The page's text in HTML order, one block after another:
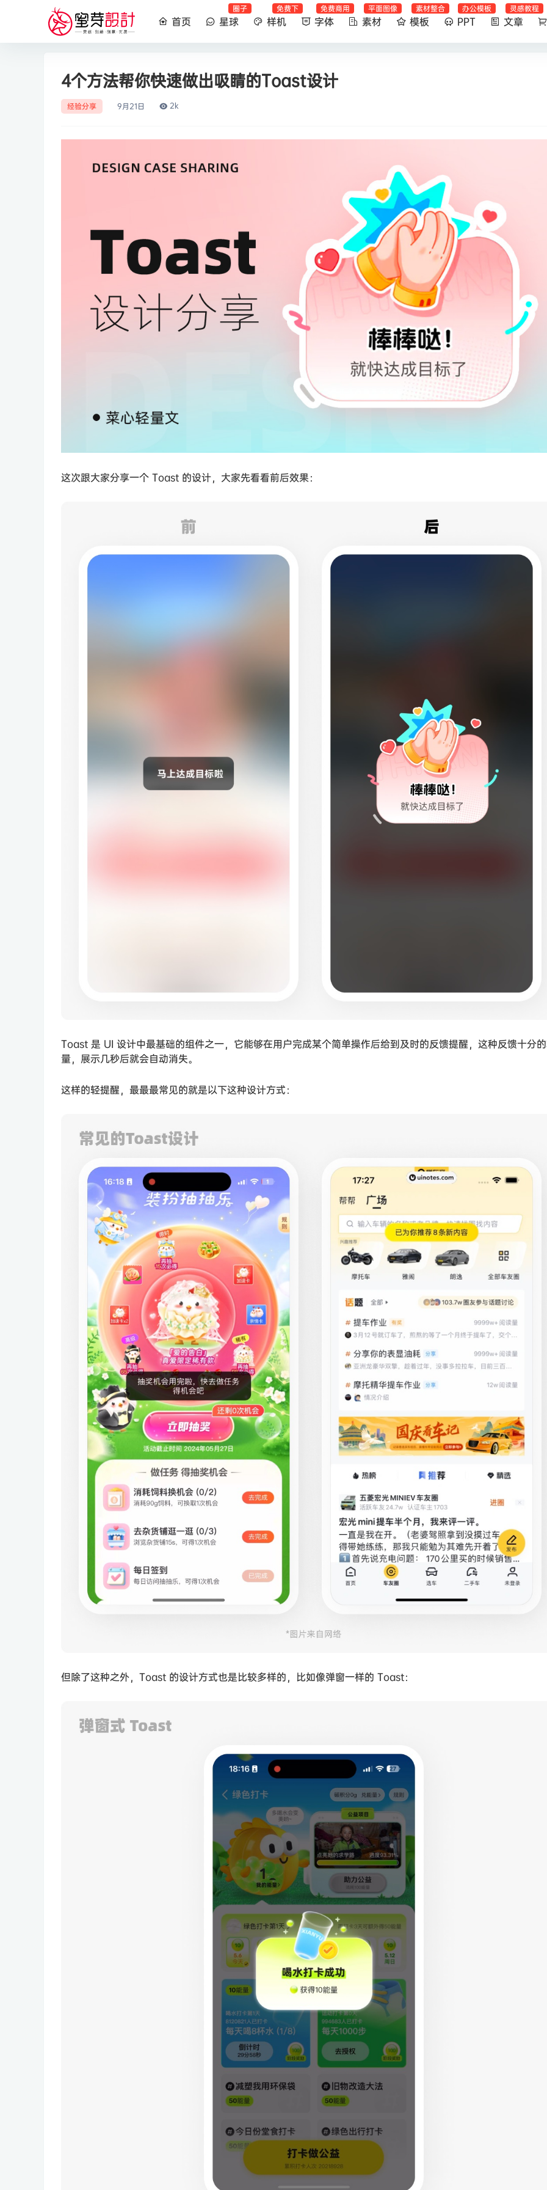
首页 星球
圈子
样机
免费下
字体
免费商用
素材
平面图像
模板
素材整合
PPT
办公模板
文章
灵感教程
4个方法帮你快速做出吸睛的Toast设计
经验分享 9月21日 2k
这次跟大家分享一个 Toast 的设计，大家先看看前后效果：
Toast 是 UI 设计中最基础的组件之一，它能够在用户完成某个简单操作后给到及时的反馈提醒，这种反馈十分
量，展示几秒后就会自动消失。
这样的轻提醒，最最最常见的就是以下这种设计方式：
但除了这种之外，Toast 的设计方式也是比较多样的，比如像弹窗一样的 Toast：